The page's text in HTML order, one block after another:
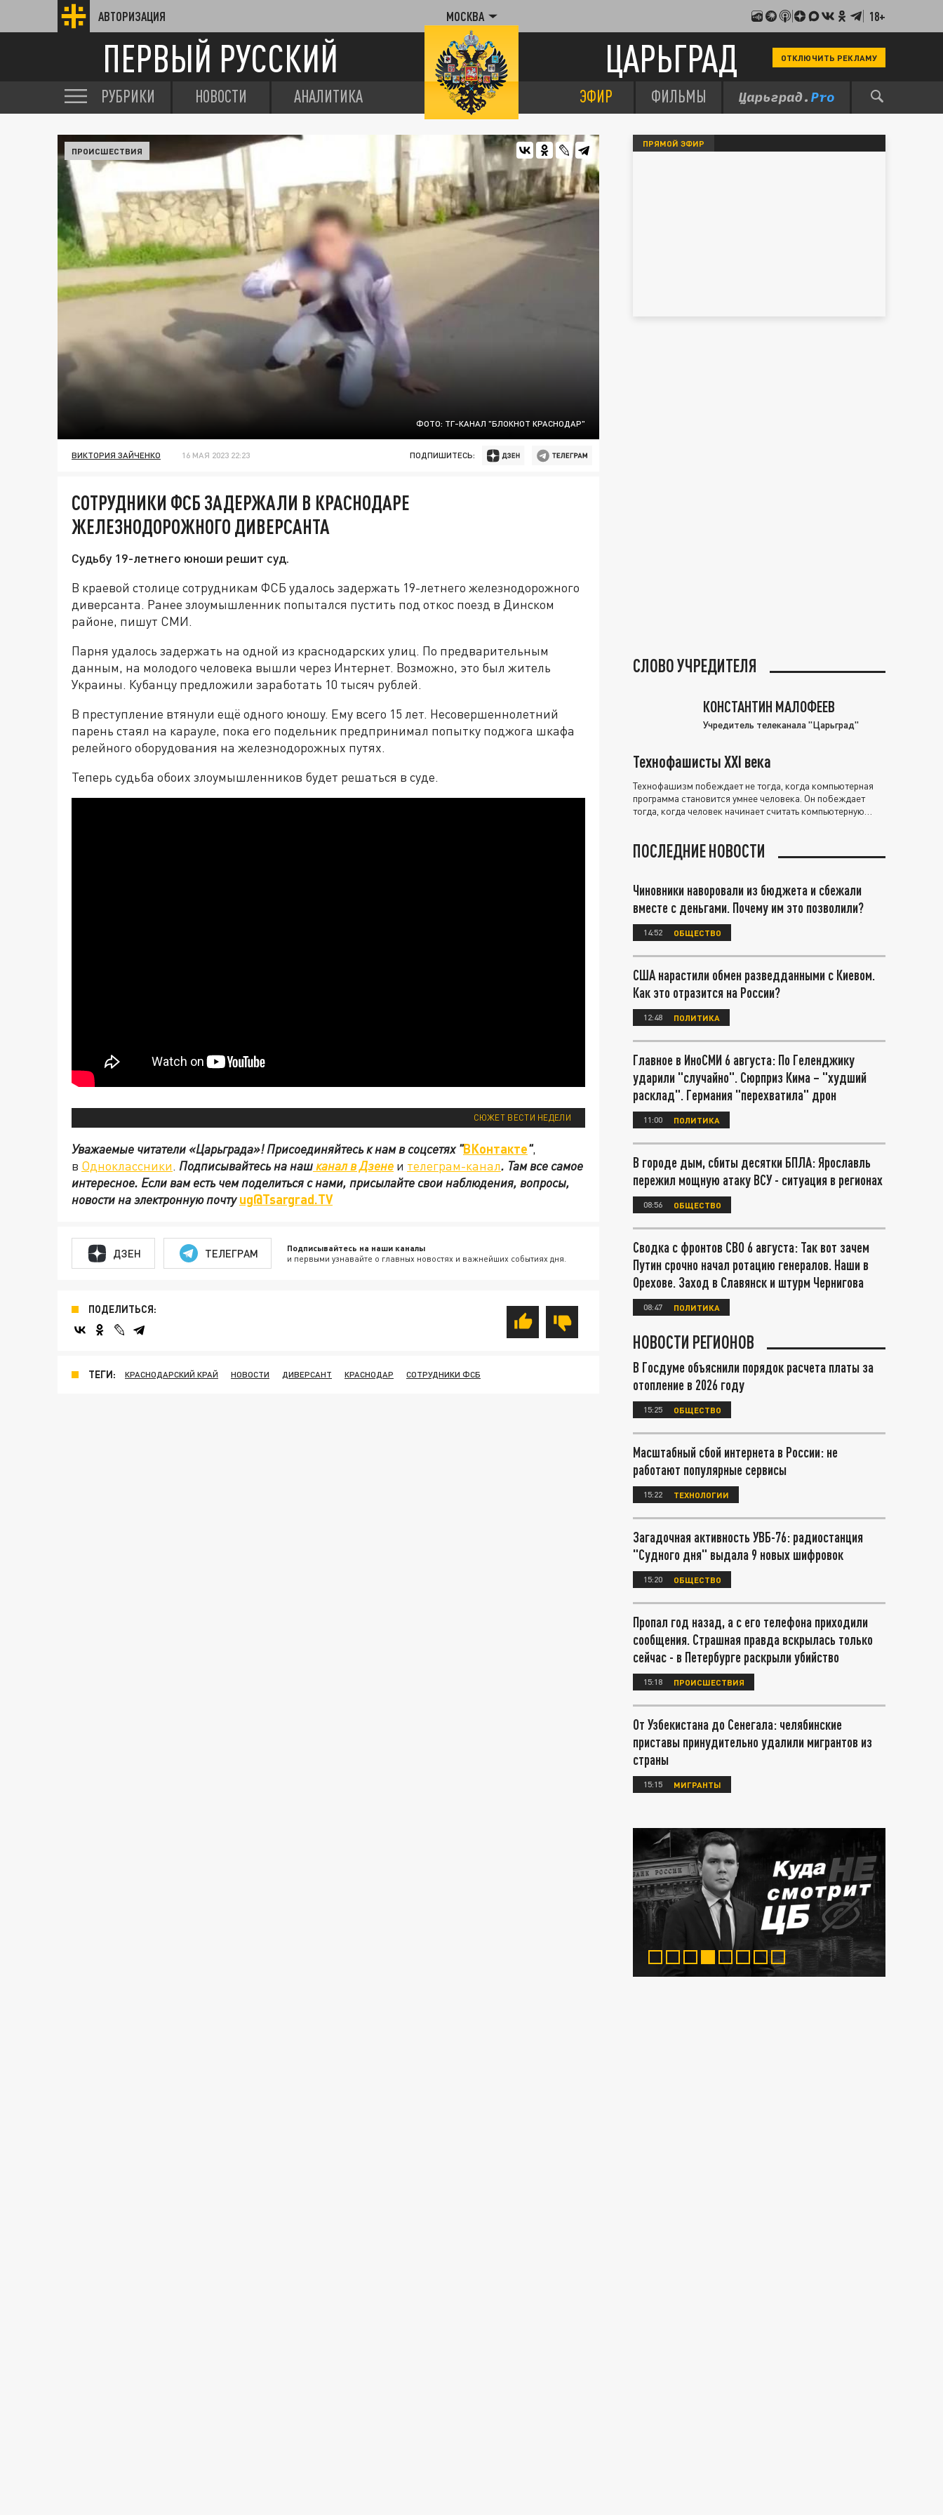
АВТОРИЗАЦИЯ МОСКВА 18+
ПЕРВЫЙ РУССКИЙ ЦАРЬГРАД ОТКЛЮЧИТЬ РЕКЛАМУ
РУБРИКИ НОВОСТИ АНАЛИТИКА ЭФИР ФИЛЬМЫ
ФОТО: ТГ-КАНАЛ "БЛОКНОТ КРАСНОДАР"
ПРОИСШЕСТВИЯ
ВИКТОРИЯ ЗАЙЧЕНКО 16 МАЯ 2023 22:23 ПОДПИШИТЕСЬ:
СОТРУДНИКИ ФСБ ЗАДЕРЖАЛИ В КРАСНОДАРЕ
ЖЕЛЕЗНОДОРОЖНОГО ДИВЕРСАНТА
Судьбу 19-летнего юноши решит суд.
В краевой столице сотрудникам ФСБ удалось задержать 19-летнего железнодорожного
диверсанта. Ранее злоумышленник попытался пустить под откос поезд в Динском
районе, пишут СМИ.
Парня удалось задержать на одной из краснодарских улиц. По предварительным
данным, на молодого человека вышли через Интернет. Возможно, это был житель
Украины. Кубанцу предложили заработать 10 тысяч рублей.
В преступление втянули ещё одного юношу. Ему всего 15 лет. Несовершеннолетний
парень стаял на карауле, пока его подельник предпринимал попытку поджога шкафа
релейного оборудования на железнодорожных путях.
Теперь судьба обоих злоумышленников будет решаться в суде.
СЮЖЕТ ВЕСТИ НЕДЕЛИ
Уважаемые читатели «Царьграда»!Присоединяйтесь к нам в соцсетях"ВКонтакте",
в Одноклассники. Подписывайтесь на нашканал в Дзене и телеграм-канал. Там все самое
интересное. Если вам есть чем поделиться с нами, присылайте свои наблюдения, вопросы,
новости на электронную почтуug@Tsargrad.TV
ДЗЕН ТЕЛЕГРАМ Подписывайтесь на наши каналы
и первыми узнавайте о главных новостях и важнейших событиях дня.
ПОДЕЛИТЬСЯ:
ТЕГИ: КРАСНОДАРСКИЙ КРАЙ НОВОСТИ ДИВЕРСАНТ КРАСНОДАР СОТРУДНИКИ ФСБ
ПРЯМОЙ ЭФИР
СЛОВО УЧРЕДИТЕЛЯ
КОНСТАНТИН МАЛОФЕЕВ
Учредитель телеканала "Царьград"
Технофашисты XXI века
Технофашизм побеждает не тогда, когда компьютерная
программа становится умнее человека. Он побеждает
тогда, когда человек начинает считать компьютерную
ПОСЛЕДНИЕ НОВОСТИ
Чиновники наворовали из бюджета и сбежали
вместе с деньгами. Почему им это позволили?
14:52 ОБЩЕСТВО
США нарастили обмен разведданными с Киевом.
Как это отразится на России?
12:48 ПОЛИТИКА
Главное в ИноСМИ 6 августа: По Геленджику
ударили "случайно". Сюрприз Кима – "худший
расклад". Германия "перехватила" дрон
11:00 ПОЛИТИКА
В городе дым, сбиты десятки БПЛА: Ярославль
пережил мощную атаку ВСУ - ситуация в регионах
08:56 ОБЩЕСТВО
Сводка с фронтов СВО 6 августа: Так вот зачем
Путин срочно начал ротацию генералов. Наши в
Орехове. Заход в Славянск и штурм Чернигова
08:47 ПОЛИТИКА
НОВОСТИ РЕГИОНОВ
В Госдуме объяснили порядок расчета платы за
отопление в 2026 году
15:25 ОБЩЕСТВО
Масштабный сбой интернета в России: не
работают популярные сервисы
15:22 ТЕХНОЛОГИИ
Загадочная активность УВБ-76: радиостанция
"Судного дня" выдала 9 новых шифровок
15:20 ОБЩЕСТВО
Пропал год назад, а с его телефона приходили
сообщения. Страшная правда вскрылась только
сейчас - в Петербурге раскрыли убийство
15:18 ПРОИСШЕСТВИЯ
От Узбекистана до Сенегала: челябинские
приставы принудительно удалили мигрантов из
страны
15:15 МИГРАНТЫ